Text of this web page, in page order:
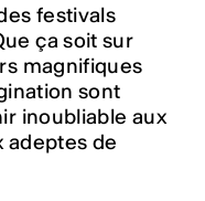
festivals
ça soit sur
magnifiques
sont
inoubliable aux
adeptes de